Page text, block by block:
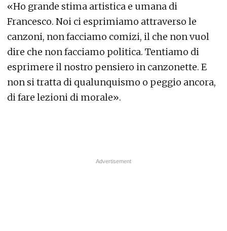
«Ho grande stima artistica e umana di
Francesco. Noi ci esprimiamo attraverso le
canzoni, non facciamo comizi, il che non vuol
dire che non facciamo politica. Tentiamo di
esprimere il nostro pensiero in canzonette. E
non si tratta di qualunquismo o peggio ancora,
di fare lezioni di morale».